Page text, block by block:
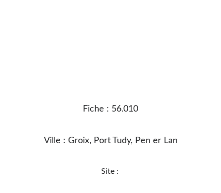
Fiche : 56.010
Ville : Groix, Port Tudy, Pen er Lan
Site :